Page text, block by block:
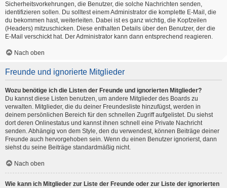
Sicherheitsvorkehrungen, die Benutzer, die solche Nachrichten senden,
identifizieren sollen. Du solltest einem Administrator die komplette E-Mail, die
du bekommen hast, weiterleiten. Dabei ist es ganz wichtig, die Kopfzeilen
(Headers) mitzuschicken. Diese enthalten Details über den Benutzer, der die
E-Mail verschickt hat. Der Administrator kann dann entsprechend reagieren.
Nach oben
Freunde und ignorierte Mitglieder
Wozu benötige ich die Listen der Freunde und ignorierten Mitglieder?
Du kannst diese Listen benutzen, um andere Mitglieder des Boards zu
verwalten. Mitglieder, die du deiner Freundesliste hinzufügst, werden in
deinem persönlichen Bereich für den schnellen Zugriff aufgelistet. Du siehst
dort deren Onlinestatus und kannst ihnen schnell eine Private Nachricht
senden. Abhängig von dem Style, den du verwendest, können Beiträge deiner
Freunde auch hervorgehoben sein. Wenn du einen Benutzer ignorierst, dann
siehst du seine Beiträge standardmäßig nicht.
Nach oben
Wie kann ich Mitglieder zur Liste der Freunde oder zur Liste der ignorierten